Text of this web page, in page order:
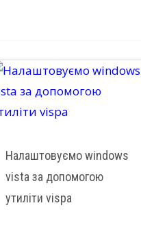
Налаштовуємо windows
vista за допомогою
утиліти vispa